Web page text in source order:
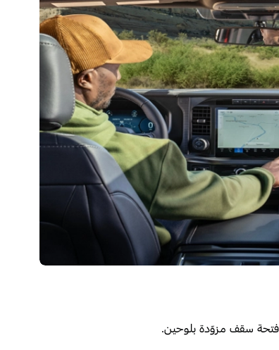
سقف مزوّدة بلوحين.